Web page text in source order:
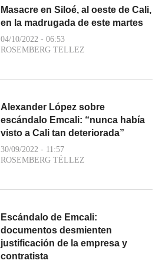
Masacre en Siloé, al oeste de Cali,
en la madrugada de este martes
04/10/2022 - 06:53
ROSEMBERG TELLEZ
Alexander López sobre
escándalo Emcali: “nunca había
visto a Cali tan deteriorada”
30/09/2022 - 11:57
ROSEMBERG TÉLLEZ
Escándalo de Emcali:
documentos desmienten
justificación de la empresa y
contratista